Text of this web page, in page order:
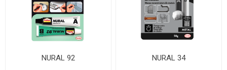
NURAL 92 NURAL 34